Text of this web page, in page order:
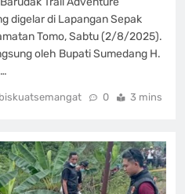
digelar di Lapangan Sepak
Tomo, Sabtu (2/8/2025).
oleh Bupati Sumedang H.
0 3 mins